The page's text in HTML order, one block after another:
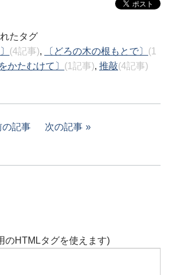
たタグ
(4記事), 〔どろの木の根もとで〕 (1
かたむけて〕 (1記事), 推敲(4記事)
の記事 次の記事
のHTMLタグを使えます)